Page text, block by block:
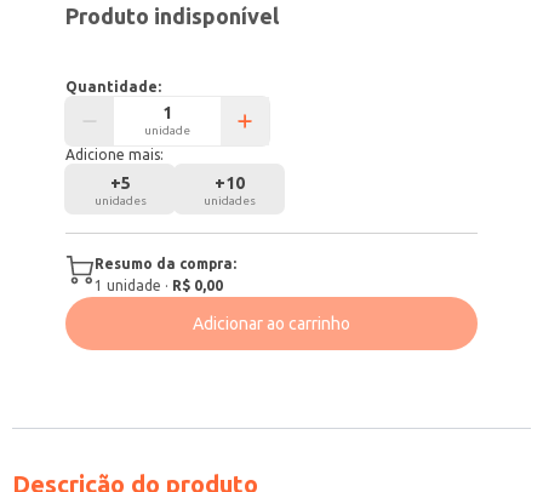
Produto indisponível
Quantidade:
unidade
Adicione mais:
+5
unidades
+10
unidades
Resumo da compra:
1 unidade · R$ 0,00
Adicionar ao carrinho
Descrição do produto